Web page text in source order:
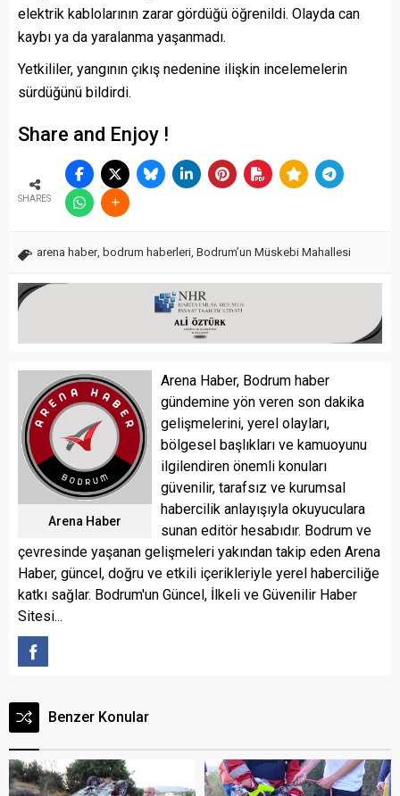
elektrik kablolarının zarar gördüğü öğrenildi. Olayda can
kaybı ya da yaralanma yaşanmadı.
Yetkililer, yangının çıkış nedenine ilişkin incelemelerin
sürdüğünü bildirdi.
Share and Enjoy !
SHARES
arena haber, bodrum haberleri, Bodrum’un Müskebi Mahallesi
Arena Haber
Arena Haber, Bodrum haber
gündemine yön veren son dakika
gelişmelerini, yerel olayları,
bölgesel başlıkları ve kamuoyunu
ilgilendiren önemli konuları
güvenilir, tarafsız ve kurumsal
habercilik anlayışıyla okuyuculara
sunan editör hesabıdır. Bodrum ve
çevresinde yaşanan gelişmeleri yakından takip eden Arena
Haber, güncel, doğru ve etkili içerikleriyle yerel haberciliğe
katkı sağlar. Bodrum'un Güncel, İlkeli ve Güvenilir Haber
Sitesi...
Benzer Konular